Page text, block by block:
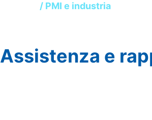
/ PMI e industria
Assistenza e